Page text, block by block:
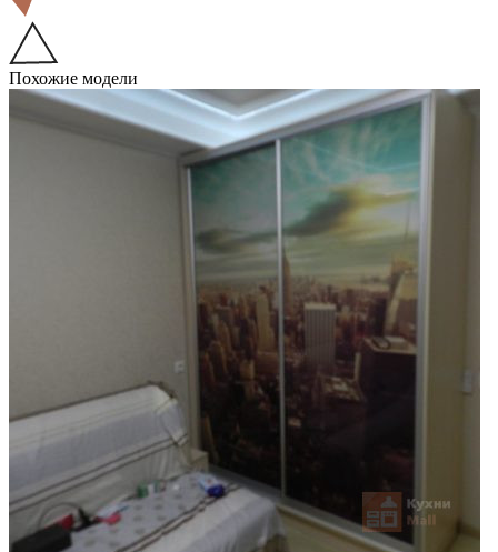
Похожие модели